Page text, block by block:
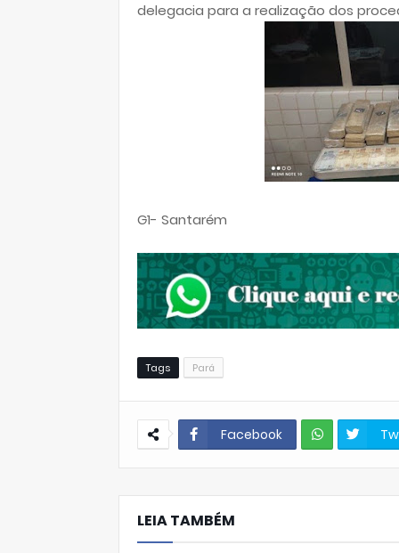
delegacia para a realização dos
G1- Santarém
Tags Pará
Facebook
hats
LEIA TAMBÉM